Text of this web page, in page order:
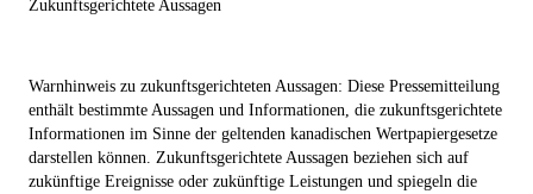
Zukunftsgerichtete Aussagen
Warnhinweis zu zukunftsgerichteten Aussagen: Diese Pressemitteilung
enthält bestimmte Aussagen und Informationen, die zukunftsgerichtete
Informationen im Sinne der geltenden kanadischen Wertpapiergesetze
darstellen können. Zukunftsgerichtete Aussagen beziehen sich auf
zukünftige Ereignisse oder zukünftige Leistungen und spiegeln die